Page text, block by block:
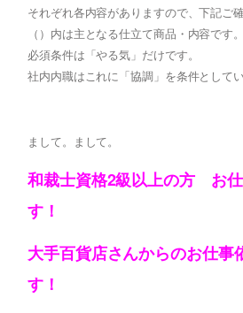
それぞれ各内容がありますので、下記ご確
（）内は主となる仕立て商品・内容です。
必須条件は「やる気」だけです。
社内内職はこれに「協調」を条件としてい
まして。まして。
和裁士資格2級以上の方 お
す！
大手百貨店さんからのお仕事
す！